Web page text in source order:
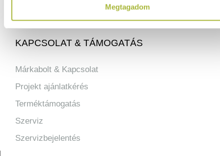
Megtagadom
KAPCSOLAT & TÁMOGATÁS
Márkabolt & Kapcsolat
Projekt ajánlatkérés
Terméktámogatás
Szerviz
Szervizbejelentés